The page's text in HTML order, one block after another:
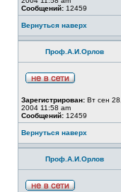
Сообщений: 12459
Вернуться наверх
Проф.А.И.Орлов
Зарегистрирован: Вт сен 28,
2004 11:58 am
Сообщений: 12459
Вернуться наверх
Проф.А.И.Орлов